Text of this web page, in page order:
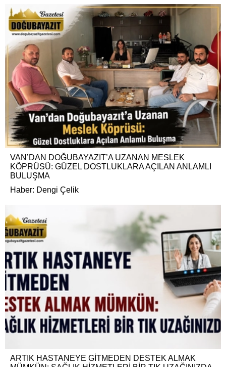
VAN’DAN DOĞUBAYAZIT’A UZANAN MESLEK
KÖPRÜSÜ: GÜZEL DOSTLUKLARA AÇILAN ANLAMLI
BULUŞMA
Haber: Dengi Çelik
ARTIK HASTANEYE GİTMEDEN DESTEK ALMAK